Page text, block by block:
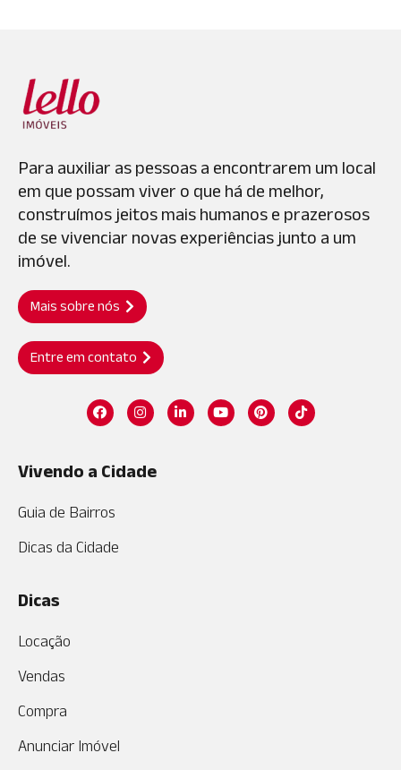
Para auxiliar as pessoas a encontrarem um local
em que possam viver o que há de melhor,
construímos jeitos mais humanos e prazerosos
de se vivenciar novas experiências junto a um
imóvel.
Mais sobre nós
Entre em contato
Vivendo a Cidade
Guia de Bairros
Dicas da Cidade
Dicas
Locação
Vendas
Compra
Anunciar Imóvel